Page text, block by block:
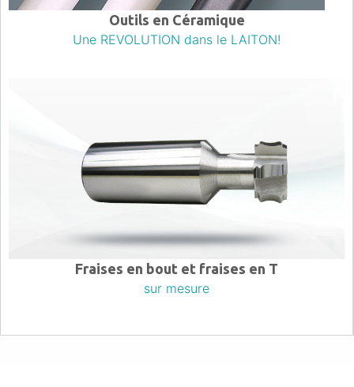
Outils en Céramique
Une REVOLUTION dans le LAITON!
Fraises en bout et fraises en T
sur mesure